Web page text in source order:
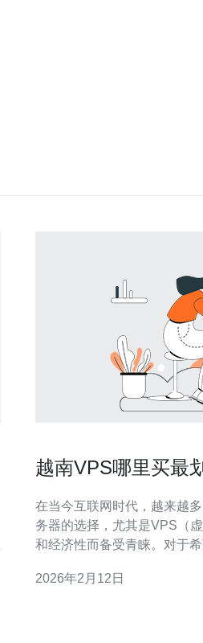
越南VPS哪里买最
在当今互联网时代，越来越
务器的选择，尤其是VPS（
和经济性而备受青睐。对于
越南VPS哪里买最划算呢？
2026年2月12日